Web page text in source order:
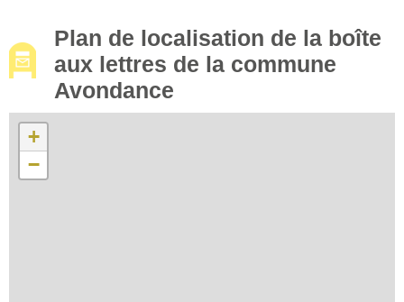
Plan de localisation de la boîte
aux lettres de la commune
Avondance
+
−